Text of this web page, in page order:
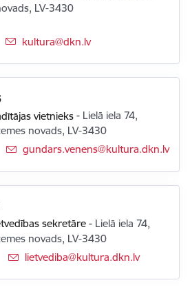
LV-3430
E-pasts:
kultura@dkn.lv
vietnieks - Lielā iela 74,
novads, LV-3430
E-pasts:
gundars.venens@kultura.dkn.lv
sekretāre - Lielā iela 74,
novads, LV-3430
E-pasts:
lietvediba@kultura.dkn.lv